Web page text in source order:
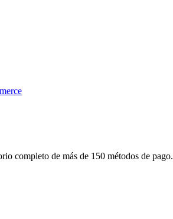
completo de más de 150 métodos de pago.